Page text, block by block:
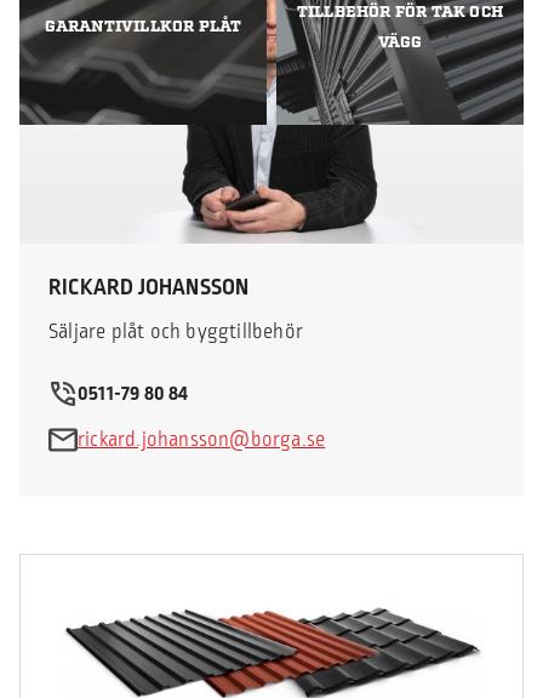
GARANTIVILLKOR PLÅT
TILLBEHÖR FÖR TAK OCH
VÄGG
RICKARD JOHANSSON
Säljare plåt och byggtillbehör
0511-79 80 84
rickard.johansson@borga.se